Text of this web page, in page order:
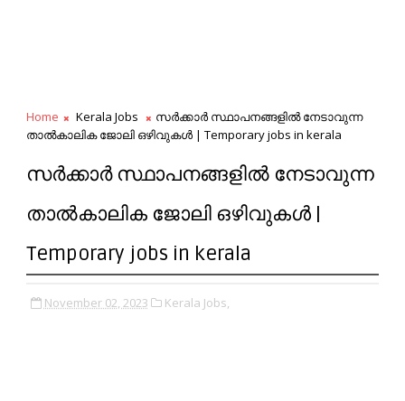
Home Kerala Jobs
സർക്കാർ സ്ഥാപനങ്ങളിൽ നേടാവുന്ന
താൽകാലിക ജോലി ഒഴിവുകൾ | Temporary jobs in kerala
സർക്കാർ സ്ഥാപനങ്ങളിൽ നേടാവുന്ന
താൽകാലിക ജോലി ഒഴിവുകൾ |
Temporary jobs in kerala
November 02, 2023 Kerala Jobs,